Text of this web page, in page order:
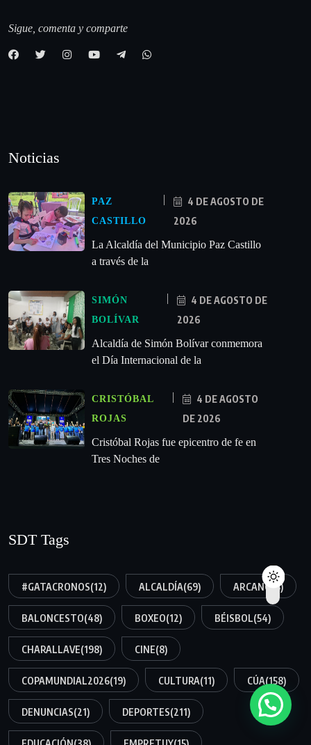
Sigue, comenta y comparte
Noticias
PAZ
CASTILLO
4 DE AGOSTO DE
2026
La Alcaldía del Municipio Paz Castillo
a través de la
SIMÓN
BOLÍVAR
4 DE AGOSTO DE
2026
Alcaldía de Simón Bolívar conmemora
el Día Internacional de la
CRISTÓBAL
ROJAS
4 DE AGOSTO
DE 2026
Cristóbal Rojas fue epicentro de fe en
Tres Noches de
SDT Tags
#GATACRONOS(12) ALCALDÍA(69) ARCANO (8)
BALONCESTO(48) BOXEO(12) BÉISBOL(54)
CHARALLAVE(198) CINE(8)
COPAMUNDIAL2026(19) CULTURA(11) CÚA(158)
DENUNCIAS(21) DEPORTES(211)